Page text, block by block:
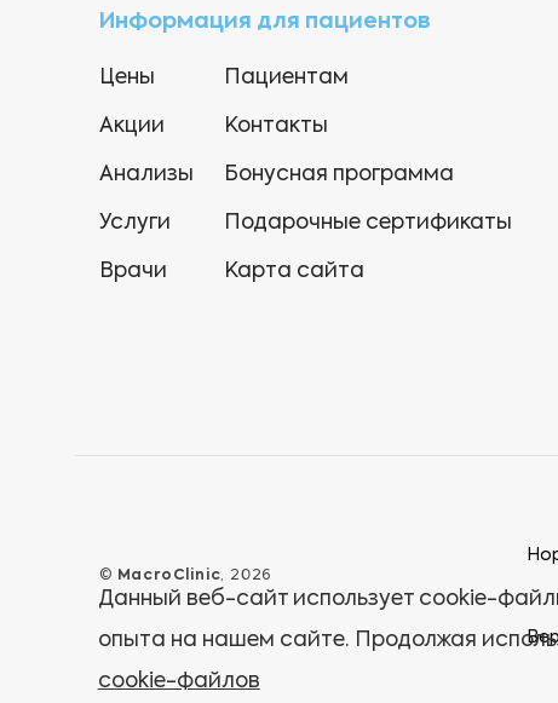
Информация для пациентов
Цены
Акции
Анализы
Услуги
Врачи
Пациентам
Контакты
Бонусная программа
Подарочные сертификаты
Карта сайта
© MacroClinic, 2026
Данный веб-сайт использует cookie-
опыта на нашем сайте. Продолжая
cookie-файлов